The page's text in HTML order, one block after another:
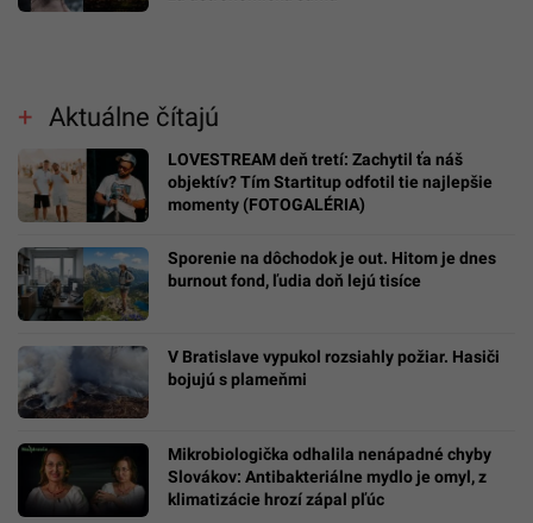
Aktuálne čítajú
LOVESTREAM deň tretí: Zachytil ťa náš
objektív? Tím Startitup odfotil tie najlepšie
momenty (FOTOGALÉRIA)
Sporenie na dôchodok je out. Hitom je dnes
burnout fond, ľudia doň lejú tisíce
V Bratislave vypukol rozsiahly požiar. Hasiči
bojujú s plameňmi
Mikrobiologička odhalila nenápadné chyby
Slovákov: Antibakteriálne mydlo je omyl, z
klimatizácie hrozí zápal pľúc